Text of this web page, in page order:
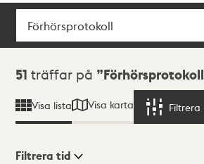
Sök
Sökresultat
51 träffar på Förhörsprotokoll
Visa lista Visa karta Filtrera
Filtrera tid